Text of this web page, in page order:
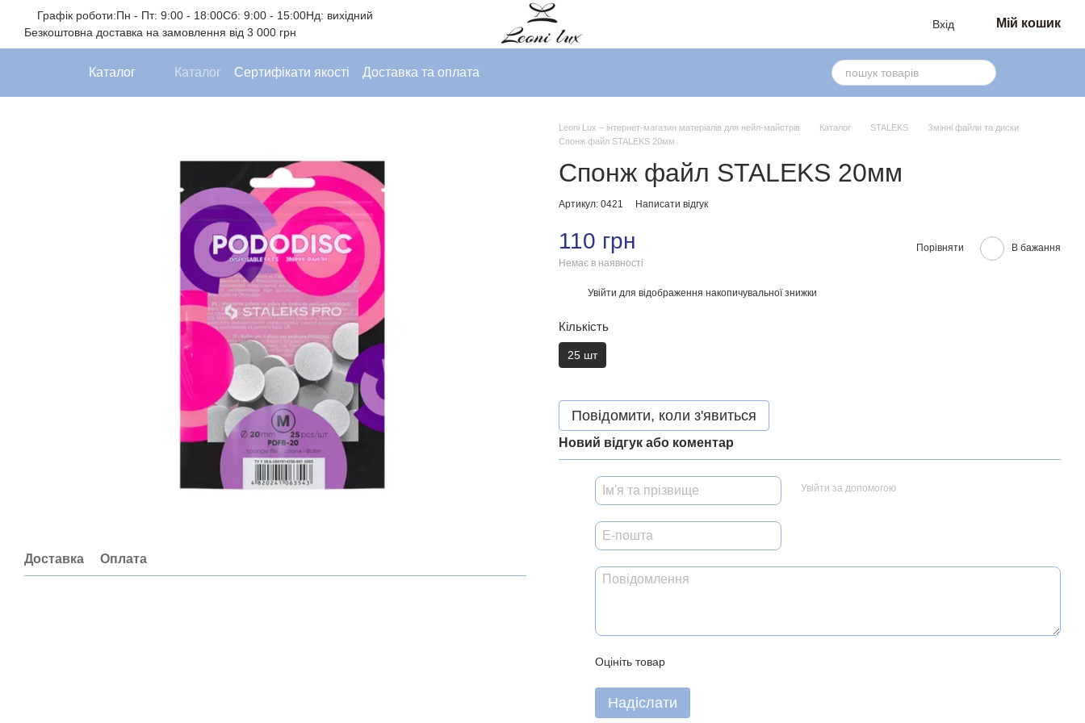
Перейти до основного контенту
Графік роботи:Пн - Пт: 9:00 - 18:00Сб: 9:00 - 15:00Нд: вихідний
Безкоштовна доставка на замовлення від 3 000 грн
Вхід Мій кошик
Каталог Каталог Сертифікати якості Доставка та оплата
Доставка Оплата
Leoni Lux – інтернет-магазин матеріалів для нейл-майстрів Каталог STALEKS
Змінні файли та диски
Спонж файл STALEKS 20мм
Спонж файл STALEKS 20мм
Артикул: 0421 Написати відгук
110 грн
Немає в наявності
Порівняти В бажання
Увійти для відображення накопичувальної знижки
Кількість
25 шт
Повідомити, коли з'явиться
Новий відгук або коментар
Увійти за допомогою
Оцініть товар
Надіслати